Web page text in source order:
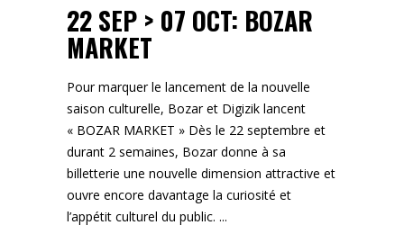
22 SEP > 07 OCT: BOZAR
MARKET
Pour marquer le lancement de la nouvelle
saison culturelle, Bozar et Digizik lancent
« BOZAR MARKET » Dès le 22 septembre et
durant 2 semaines, Bozar donne à sa
billetterie une nouvelle dimension attractive et
ouvre encore davantage la curiosité et
l’appétit culturel du public.